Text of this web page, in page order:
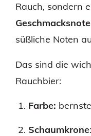
Rauch, sondern
süßliche Noten
Das sind die
Rauchbier:
Farbe:
Schaumkrone